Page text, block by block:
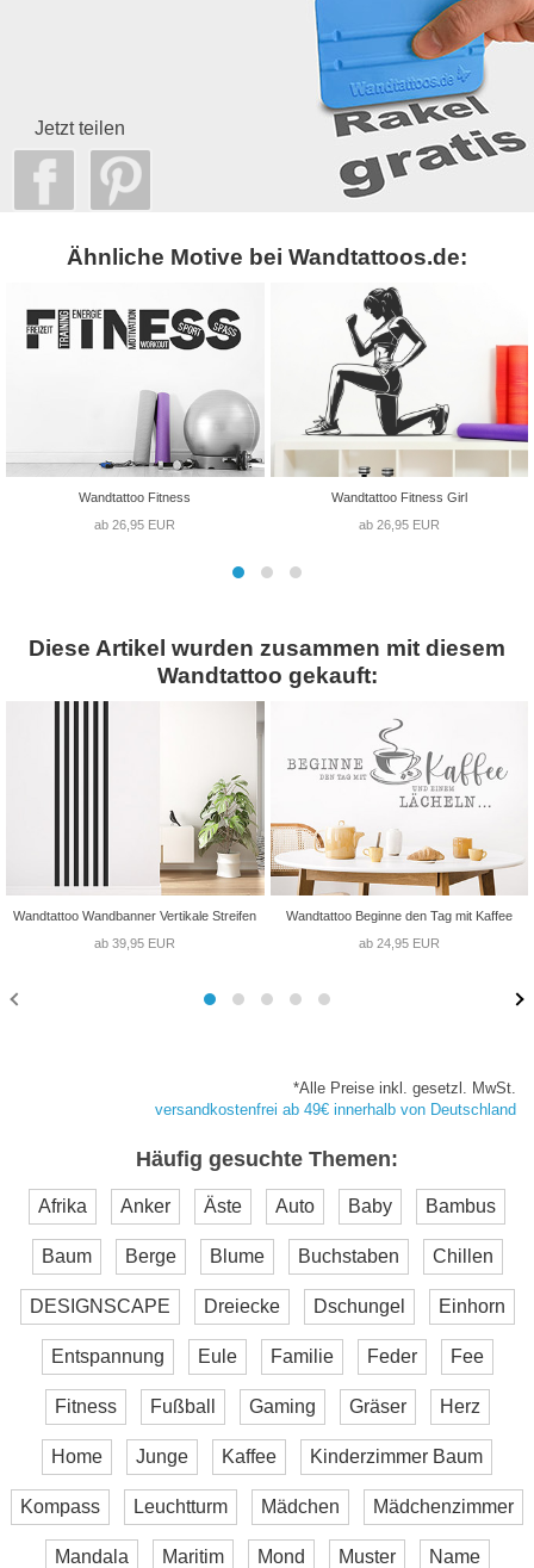
Jetzt teilen
Ähnliche Motive bei Wandtattoos.de:
Wandtattoo Fitness
ab 26,95 EUR
Wandtattoo Fitness Girl
ab 26,95 EUR
Diese Artikel wurden zusammen mit diesem
Wandtattoo gekauft:
Wandtattoo Wandbanner Vertikale Streifen
ab 39,95 EUR
Wandtattoo Beginne den Tag mit Kaffee
ab 24,95 EUR
*Alle Preise inkl. gesetzl. MwSt.
versandkostenfrei ab 49€ innerhalb von Deutschland
Häufig gesuchte Themen:
Afrika Anker Äste Auto Baby Bambus
Baum Berge Blume Buchstaben Chillen
DESIGNSCAPE Dreiecke Dschungel Einhorn
Entspannung Eule Familie Feder Fee
Fitness Fußball Gaming Gräser Herz
Home Junge Kaffee Kinderzimmer Baum
Kompass Leuchtturm Mädchen Mädchenzimmer
Mandala Maritim Mond Muster Name